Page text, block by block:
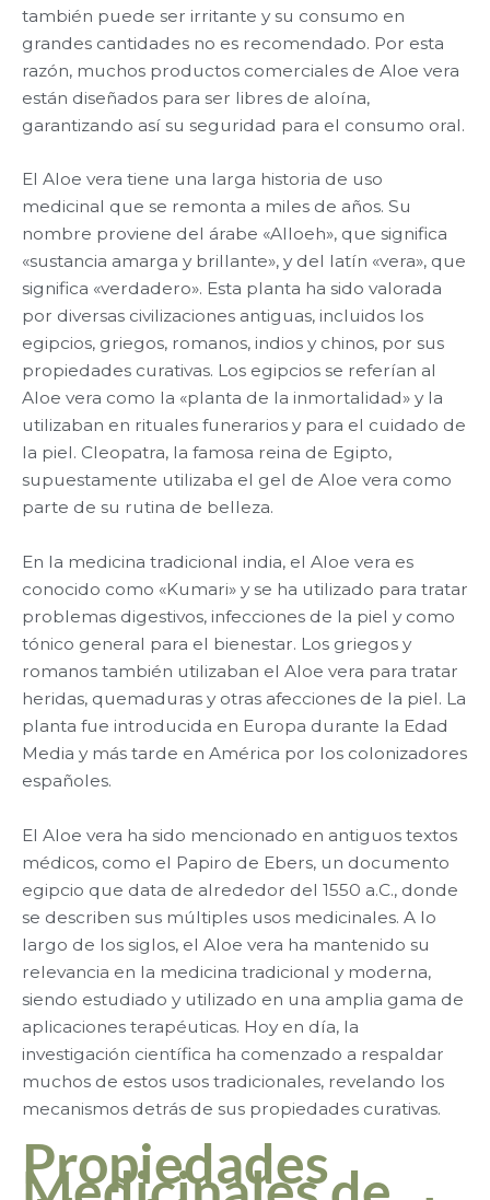
también puede ser irritante y su consumo en
grandes cantidades no es recomendado. Por esta
razón, muchos productos comerciales de Aloe vera
están diseñados para ser libres de aloína,
garantizando así su seguridad para el consumo oral.
El Aloe vera tiene una larga historia de uso
medicinal que se remonta a miles de años. Su
nombre proviene del árabe «Alloeh», que significa
«sustancia amarga y brillante», y del latín «vera», que
significa «verdadero». Esta planta ha sido valorada
por diversas civilizaciones antiguas, incluidos los
egipcios, griegos, romanos, indios y chinos, por sus
propiedades curativas. Los egipcios se referían al
Aloe vera como la «planta de la inmortalidad» y la
utilizaban en rituales funerarios y para el cuidado de
la piel. Cleopatra, la famosa reina de Egipto,
supuestamente utilizaba el gel de Aloe vera como
parte de su rutina de belleza.
En la medicina tradicional india, el Aloe vera es
conocido como «Kumari» y se ha utilizado para tratar
problemas digestivos, infecciones de la piel y como
tónico general para el bienestar. Los griegos y
romanos también utilizaban el Aloe vera para tratar
heridas, quemaduras y otras afecciones de la piel. La
planta fue introducida en Europa durante la Edad
Media y más tarde en América por los colonizadores
españoles.
El Aloe vera ha sido mencionado en antiguos textos
médicos, como el Papiro de Ebers, un documento
egipcio que data de alrededor del 1550 a.C., donde
se describen sus múltiples usos medicinales. A lo
largo de los siglos, el Aloe vera ha mantenido su
relevancia en la medicina tradicional y moderna,
siendo estudiado y utilizado en una amplia gama de
aplicaciones terapéuticas. Hoy en día, la
investigación científica ha comenzado a respaldar
muchos de estos usos tradicionales, revelando los
mecanismos detrás de sus propiedades curativas.
Propiedades